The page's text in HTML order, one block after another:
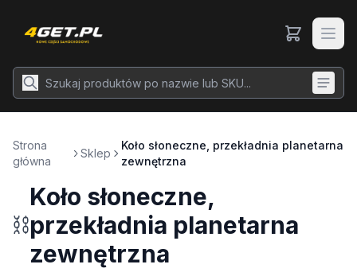
Strona
główna
Sklep
Koło słoneczne, przekładnia planetarna
zewnętrzna
⛓️
Koło słoneczne,
przekładnia planetarna
zewnętrzna